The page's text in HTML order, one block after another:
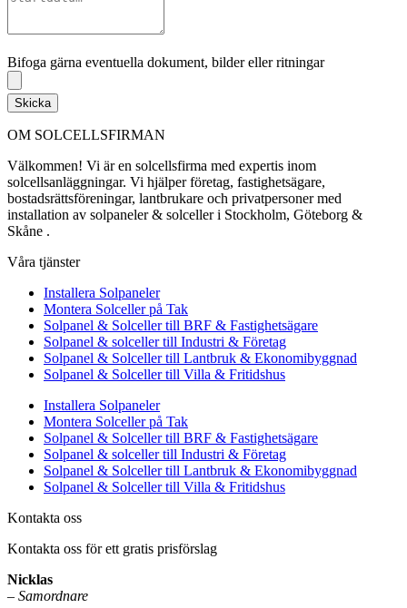
Bifoga gärna eventuella dokument, bilder eller ritningar
Skicka
OM SOLCELLSFIRMAN
Välkommen! Vi är en solcellsfirma med expertis inom
solcellsanläggningar. Vi hjälper företag, fastighetsägare,
bostadsrättsföreningar, lantbrukare och privatpersoner med
installation av solpaneler & solceller i Stockholm, Göteborg &
Skåne .
Våra tjänster
Installera Solpaneler
Montera Solceller på Tak
Solpanel & Solceller till BRF & Fastighetsägare
Solpanel & solceller till Industri & Företag
Solpanel & Solceller till Lantbruk & Ekonomibyggnad
Solpanel & Solceller till Villa & Fritidshus
Installera Solpaneler
Montera Solceller på Tak
Solpanel & Solceller till BRF & Fastighetsägare
Solpanel & solceller till Industri & Företag
Solpanel & Solceller till Lantbruk & Ekonomibyggnad
Solpanel & Solceller till Villa & Fritidshus
Kontakta oss
Kontakta oss för ett gratis prisförslag
Nicklas
– Samordnare